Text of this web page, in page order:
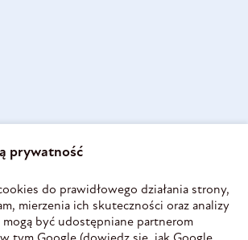
prywatność
do prawidłowego działania strony,
mierzenia ich skuteczności oraz analizy
mogą być udostępniane partnerom